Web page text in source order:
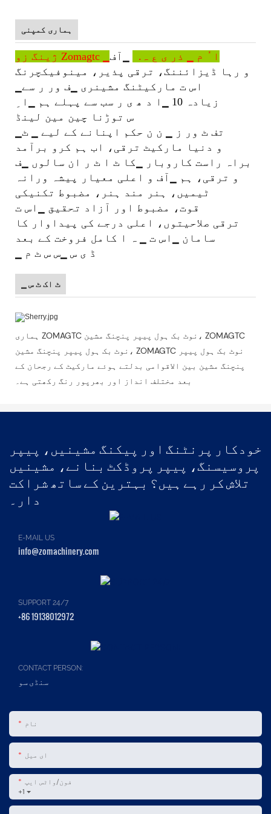
ہماری کمپنی
ژینگ زو Zomagtc ▁ا ُ م ▁ ذر ی ع ہ.
▁آف
و رہا ڈیزائننگ، ترقی پذیر، مینوفیکچرنگ
▁اس ت مارکیٹنگ مشینری ▁ف ور ر سے
زیادہ 10 ▁ا د ھ ی ر سب سے پہلے ہم ▁ا ِ
س توڑنا چین مین لینڈ
و دنیا مارکیٹ ترقی، اب ہم کرو برآمد
براہ راست کاروبار ▁کا ٹ ا ٹ ر ان سالوں ▁ف
و ترقی، ہم ▁آف و اعلی معیار پیشہ ورانہ
ٹیمیں، ہنر مند ہنر، مضبوط تکنیکی
قوت، مضبوط اور آزاد تحقیق ▁اس ت
ترقی صلاحیتوں، اعلی درجے کی پیداوار کا
سامان ▁اس ت ▁ ہ ا کامل فروخت کے بعد
▁ ڈ ی س ▁س س ٹ م
▁ ٹ اک ٹ س
ہماری ZOMAGTC نوٹ بک ہول پیپر پنچنگ مشین، ZOMAGTC
نوٹ بک ہول پیپر پنچنگ مشین، ZOMAGTC نوٹ بک ہول پیپر
پنچنگ مشین بین الاقوامی بدلتے ہوئے مارکیٹ کے رجحان کے
بعد مختلف انداز اور بھرپور رنگ رکھتی ہے۔
خودکار پرنٹنگ اور پیکنگ مشینیں، پیپر
پروسیسنگ، پیپر پروڈکٹ بنانے، مشینیں
تلاش کر رہے ہیں؟ بہترین کے ساتھ شراکت
دار۔
E-MAIL US
info@zomachinery.com
SUPPORT 24/7
+86 19138012972
CONTACT PERSON:
سنڈی سو
نام
ای میل
+1
فون/واٹس ایپ